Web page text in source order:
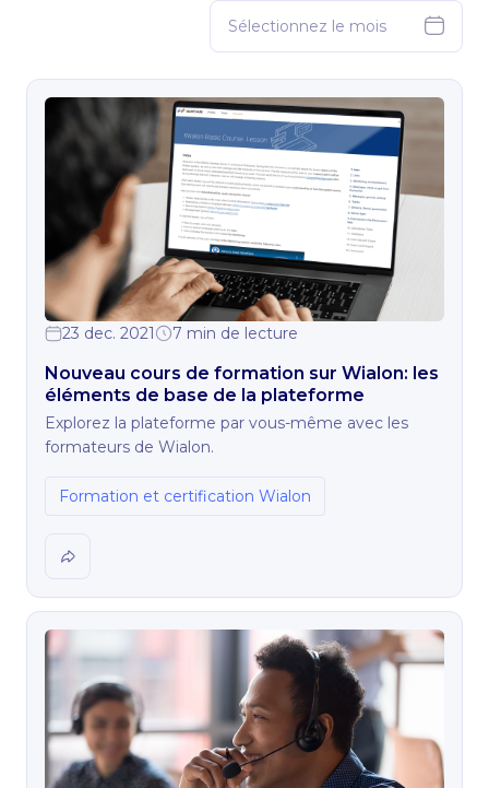
23 dec. 2021 7 min de lecture
Nouveau cours de formation sur Wialon: les
éléments de base de la plateforme
Explorez la plateforme par vous-même avec les
formateurs de Wialon.
Formation et certification Wialon